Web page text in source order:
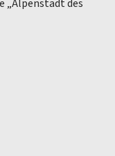
„Alpenstadt des